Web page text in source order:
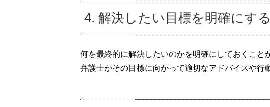
4. 解決したい目標を明確にする
何を最終的に解決したいのかを明確にしておくこと
弁護士がその目標に向かって適切なアドバイスや行